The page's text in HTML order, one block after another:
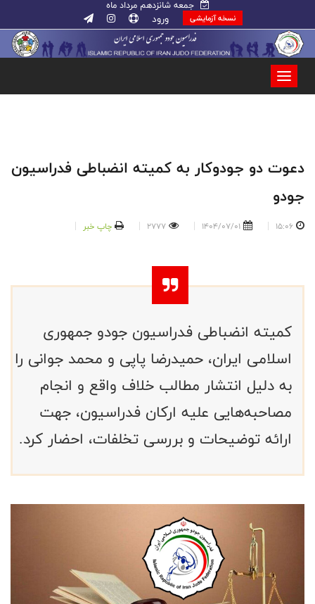
جمعه شانزدهم مرداد ماه
نسخه آزمایشی ورود
دعوت دو جودوکار به کمیته انضباطی فدراسیون
جودو
15:06
1404/07/01
2777 چاپ خبر
کمیته انضباطی فدراسیون جودو جمهوری
اسلامی ایران، حمیدرضا پاپی و محمد جوانی را
به دلیل انتشار مطالب خلاف واقع و انجام
مصاحبه‌هایی علیه ارکان فدراسیون، جهت
ارائه توضیحات و بررسی تخلفات، احضار کرد.